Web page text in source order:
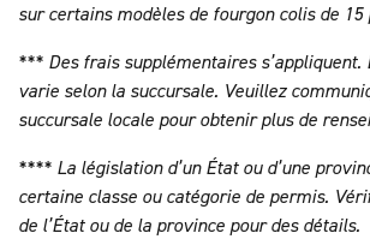
sur certains modèles de fourgon colis de 15
*** Des frais supplémentaires
varie selon la succursale. Veuillez
succursale locale pour obtenir plus de
**** La législation d’un État ou d’une
certaine classe ou catégorie de permis.
de l’État ou de la province pour des détails.